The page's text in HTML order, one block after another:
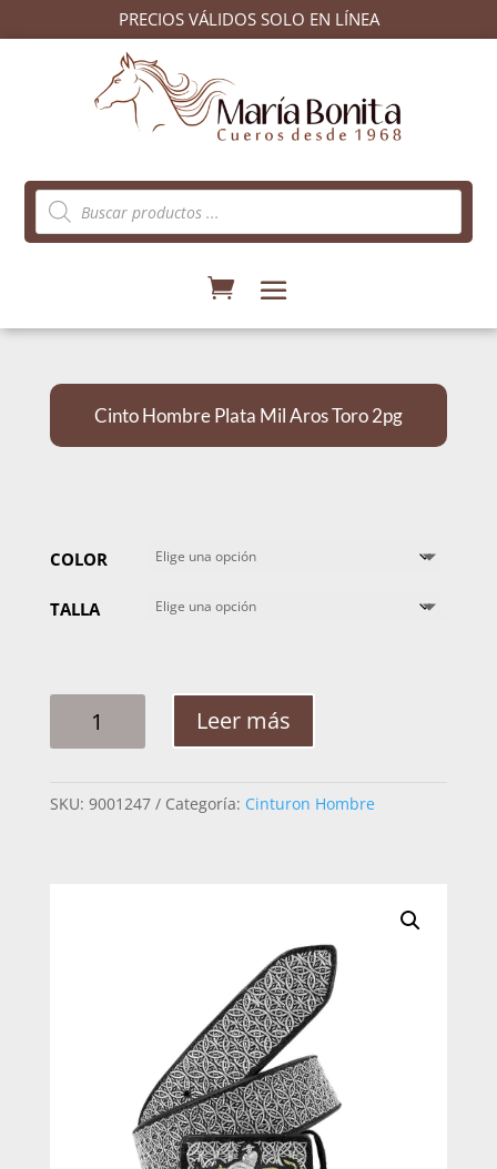
PRECIOS VÁLIDOS SOLO EN LÍNEA
Búsqueda
de
productos
Cinto Hombre Plata Mil Aros Toro 2pg
COLOR
TALLA
HOMBRE
AROS
Leer más
SKU: 9001247 Categoría: Cinturon Hombre